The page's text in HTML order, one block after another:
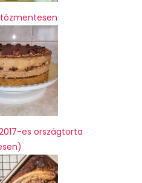
es országtorta